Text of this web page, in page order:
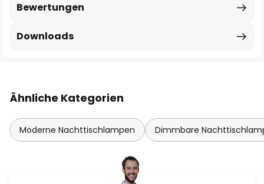
Bewertungen
Downloads
Ähnliche Kategorien
Moderne Nachttischlampen Dimmbare